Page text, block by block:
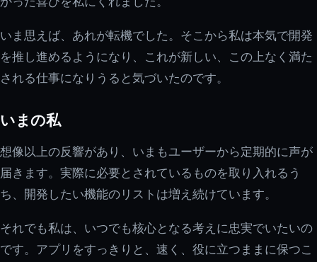
いま思えば、あれが転機でした。そこから私は本気で開発
を推し進めるようになり、これが新しい、この上なく満た
される仕事になりうると気づいたのです。
いまの私
想像以上の反響があり、いまもユーザーから定期的に声が
届きます。実際に必要とされているものを取り入れるう
ち、開発したい機能のリストは増え続けています。
それでも私は、いつでも核心となる考えに忠実でいたいの
です。アプリをすっきりと、速く、役に立つままに保つこ